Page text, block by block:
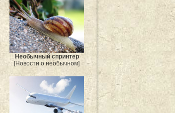
Необычный спринтер
[Новости о необычном]